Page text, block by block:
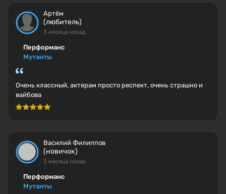
Артём
(любитель)
3 месяца назад
Перформанс
Мутанты
Очень классный, актерам просто респект, очень страшно и
вайбова
Василий Филиппов
(новичок)
3 месяца назад
Перформанс
Мутанты